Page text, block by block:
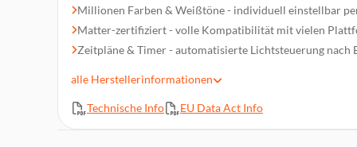
Millionen Farben & Weißtöne - individuell einstellbar
Matter-zertifiziert - volle Kompatibilität mit vielen
Zeitpläne & Timer - automatisierte Lichtsteuerung nach
Energieverbrauch live überwachen - direkt in der Tapo-
Kein Hub nötig - verbindet sich direkt mit deinem WLAN
alle Herstellerinformationen
Technische Info EU Data Act Info